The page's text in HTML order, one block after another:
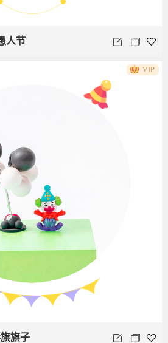
人节
旗子
VIP